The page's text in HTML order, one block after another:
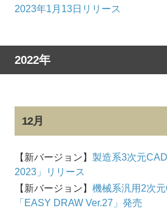
2023年1月13日リリース
2022年
12月
【新バージョン】 製造系3次元
2023」リリース
【新バージョン】 機械系汎用2次
「EASY DRAW Ver.27」発売